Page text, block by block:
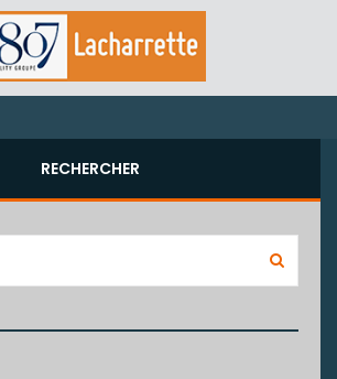
RECHERCHER